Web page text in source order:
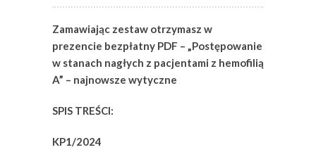
Zamawiając zestaw otrzymasz w
prezencie bezpłatny PDF – „Postępowanie
w stanach nagłych z pacjentami z hemofilią
A” – najnowsze wytyczne
SPIS TREŚCI:
KP1/2024